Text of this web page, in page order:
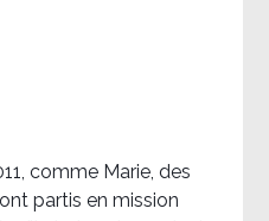
comme Marie, des
partis en mission